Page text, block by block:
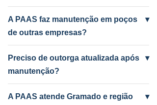
frequentemente.
Causas mais comuns: incrustação por
ferro e manganês, colmatação do filtro,
bomba desgastada ou aquífero em nível
baixo por seca. A PAAS diagnostica e
resolve.
A PAAS faz manutenção em poços
de outras empresas?
▾
Sim! A PAAS faz diagnóstico e manutenção
de qualquer poço artesiano em Gramado,
independentemente de quem perfurou.
Preciso de outorga atualizada após
manutenção?
▾
Depende do serviço. Troca de bomba com
mudança de vazão pode exigir atualização
A PAAS atende Gramado e região
▾